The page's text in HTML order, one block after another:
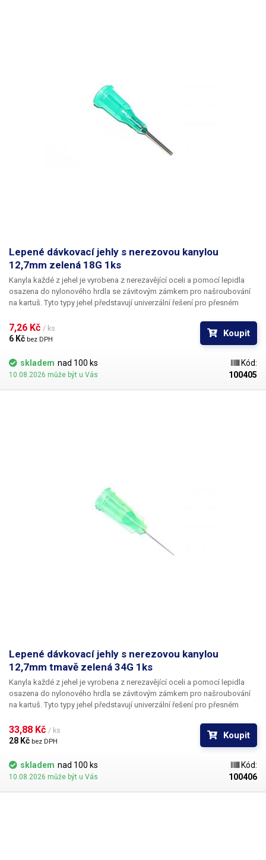
Lepené dávkovací jehly s nerezovou kanylou
12,7mm zelená 18G 1ks
Kanyla každé z jehel je vyrobena z nerezavějící oceli a pomocí lepidla
osazena do nylonového hrdla se závitovým zámkem pro našroubování
na kartuš. Tyto typy jehel představují univerzální řešení pro přesném
silikony, epoxidy, lepidla... Každá z jehel je vybavena dvojitým závitem a
zámkovým systémem ke spolehlivému a rychlému uchycení
7,26 Kč / ks
6 Kč bez DPH
Koupit
skladem nad 100 ks
10.08.2026 může být u Vás
Kód:
100405
Lepené dávkovací jehly s nerezovou kanylou
12,7mm tmavě zelená 34G 1ks
Kanyla každé z jehel je vyrobena z nerezavějící oceli a pomocí lepidla
osazena do nylonového hrdla se závitovým zámkem pro našroubování
na kartuš. Tyto typy jehel představují univerzální řešení pro přesném
silikony, epoxidy, lepidla... Každá z jehel je vybavena dvojitým závitem a
zámkovým systémem ke spolehlivému a rychlému uchycení
33,88 Kč / ks
28 Kč bez DPH
Koupit
skladem nad 100 ks
10.08.2026 může být u Vás
Kód:
100406